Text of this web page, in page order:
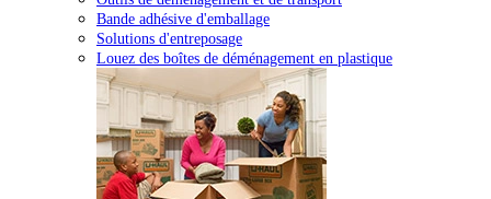
Bande adhésive d'emballage
Solutions d'entreposage
Louez des boîtes de déménagement en plastique